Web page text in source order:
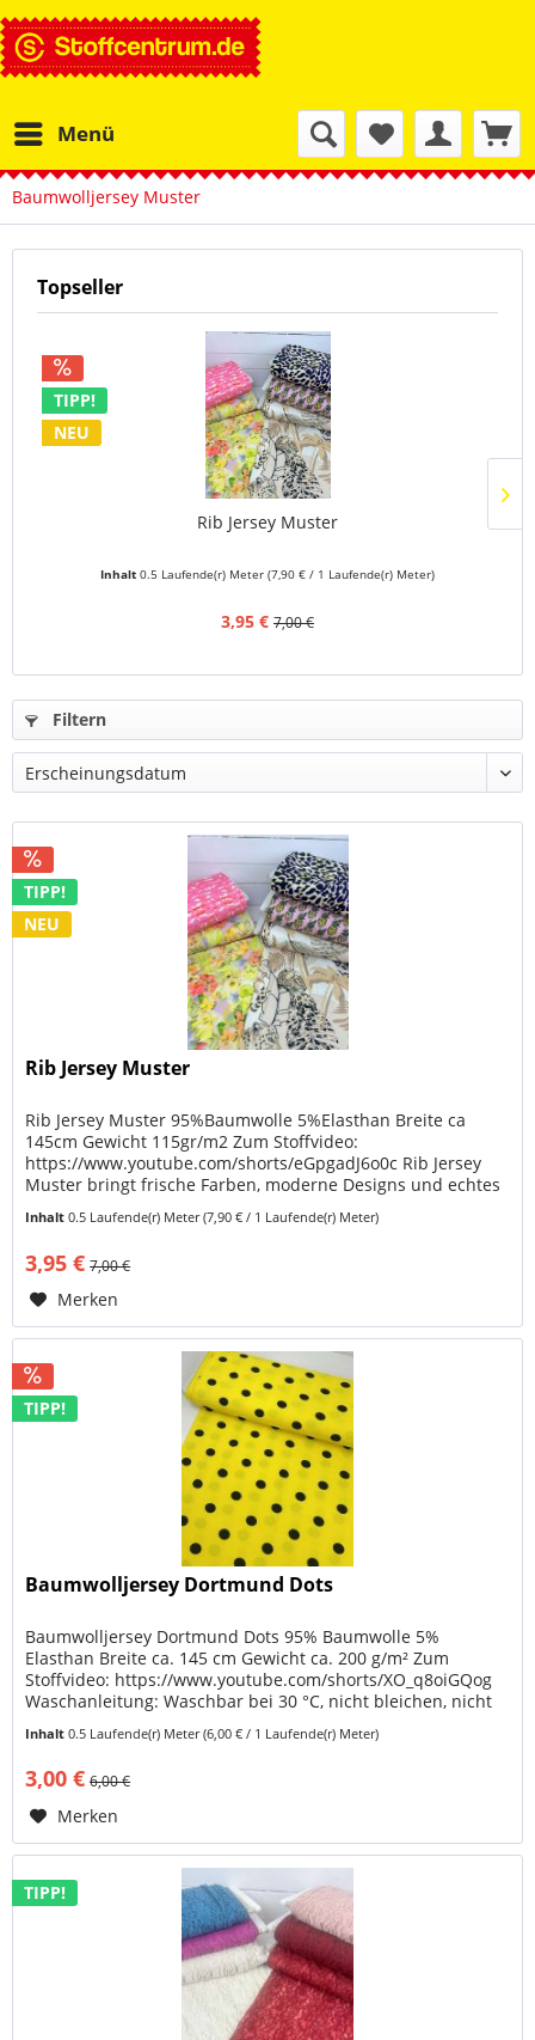
Menü
Baumwolljersey Muster
Topseller
TIPP!
NEU
Rib Jersey Muster
Inhalt 0.5 Laufende(r) Meter (7,90 € / 1 Laufende(r) Meter)
3,95 € 7,00 €
Filtern
TIPP!
NEU
Rib Jersey Muster
Rib Jersey Muster 95%Baumwolle 5%Elasthan Breite ca
145cm Gewicht 115gr/m2 Zum Stoffvideo:
https://www.youtube.com/shorts/eGpgadJ6o0c Rib Jersey
Muster bringt frische Farben, moderne Designs und echtes
Inhalt0.5 Laufende(r) Meter(7,90 € / 1 Laufende(r) Meter)
3,95 € 7,00 €
Merken
TIPP!
Baumwolljersey Dortmund Dots
Baumwolljersey Dortmund Dots 95% Baumwolle 5%
Elasthan Breite ca. 145 cm Gewicht ca. 200 g/m² Zum
Stoffvideo: https://www.youtube.com/shorts/XO_q8oiGQog
Waschanleitung: Waschbar bei 30 °C, nicht bleichen, nicht
Inhalt0.5 Laufende(r) Meter(6,00 € / 1 Laufende(r) Meter)
3,00 € 6,00 €
Merken
TIPP!